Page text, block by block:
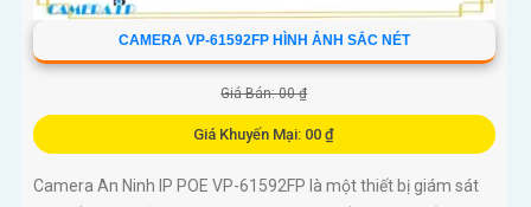
CAMERA VP-61592FP HÌNH ẢNH SẮC NÉT
Giá Bán: 00 ₫
Giá Khuyến Mại: 00 ₫
Camera An Ninh IP POE VP-61592FP là một thiết bị giám sát